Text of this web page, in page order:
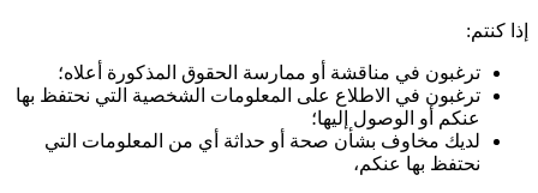
إذا كنتم:
ترغبون في مناقشة أو ممارسة الحقوق المذكورة أعلاه؛
ترغبون في الاطلاع على المعلومات الشخصية التي نحتفظ بها
عنكم أو الوصول إليها؛
لديك مخاوف بشأن صحة أو حداثة أي من المعلومات التي
نحتفظ بها عنكم،